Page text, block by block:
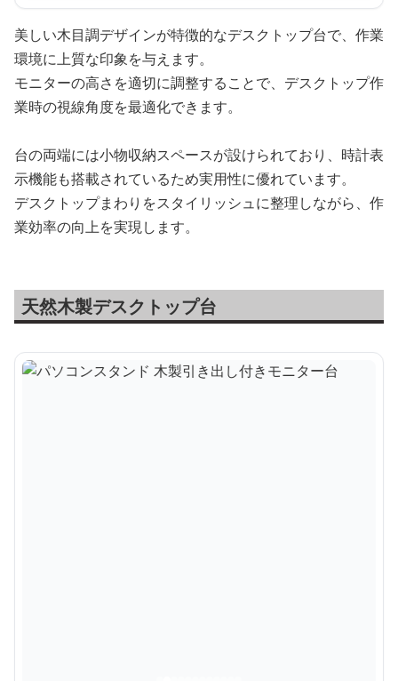
美しい木目調デザインが特徴的なデスクトップ台で、作業
環境に上質な印象を与えます。
モニターの高さを適切に調整することで、デスクトップ作
業時の視線角度を最適化できます。
台の両端には小物収納スペースが設けられており、時計表
示機能も搭載されているため実用性に優れています。
デスクトップまわりをスタイリッシュに整理しながら、作
業効率の向上を実現します。
天然木製デスクトップ台